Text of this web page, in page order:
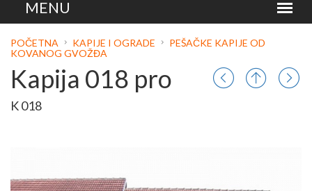
POČETNA KAPIJE I OGRADE
PEŠAČKE KAPIJE OD
KOVANOG GVOŽĐA
Kapija 018 pro
K 018